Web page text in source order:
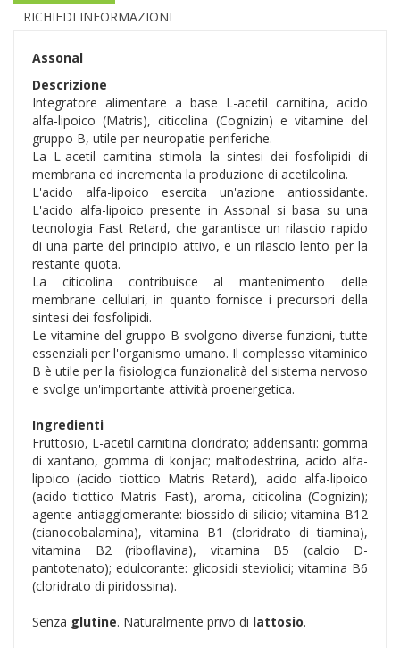
RICHIEDI INFORMAZIONI
Assonal
Descrizione
Integratore alimentare a base L-acetil carnitina, acido
alfa-lipoico (Matris), citicolina (Cognizin) e vitamine del
gruppo B, utile per neuropatie periferiche.
La L-acetil carnitina stimola la sintesi dei fosfolipidi di
membrana ed incrementa la produzione di acetilcolina.
L'acido alfa-lipoico esercita un'azione antiossidante.
L'acido alfa-lipoico presente in Assonal si basa su una
tecnologia Fast Retard, che garantisce un rilascio rapido
di una parte del principio attivo, e un rilascio lento per la
restante quota.
La citicolina contribuisce al mantenimento delle
membrane cellulari, in quanto fornisce i precursori della
sintesi dei fosfolipidi.
Le vitamine del gruppo B svolgono diverse funzioni, tutte
essenziali per l'organismo umano. Il complesso vitaminico
B è utile per la fisiologica funzionalità del sistema nervoso
e svolge un'importante attività proenergetica.
Ingredienti
Fruttosio, L-acetil carnitina cloridrato; addensanti: gomma
di xantano, gomma di konjac; maltodestrina, acido alfa-
lipoico (acido tiottico Matris Retard), acido alfa-lipoico
(acido tiottico Matris Fast), aroma, citicolina (Cognizin);
agente antiagglomerante: biossido di silicio; vitamina B12
(cianocobalamina), vitamina B1 (cloridrato di tiamina),
vitamina B2 (riboflavina), vitamina B5 (calcio D-
pantotenato); edulcorante: glicosidi steviolici; vitamina B6
(cloridrato di piridossina).
Senza glutine. Naturalmente privo di lattosio.